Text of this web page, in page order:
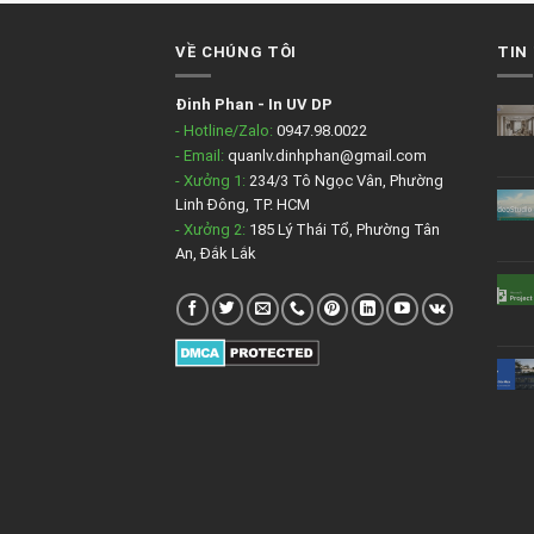
VỀ CHÚNG TÔI
Đinh Phan - In UV DP
- Hotline/Zalo: 0947.98.0022
- Email: quanlv.dinhphan@gmail.com
- Xưởng 1: 234/3 Tô Ngọc Vân, Phường
Linh Đông, TP. HCM
- Xưởng 2: 185 Lý Thái Tổ, Phường Tân
An, Đắk Lắk
TIN